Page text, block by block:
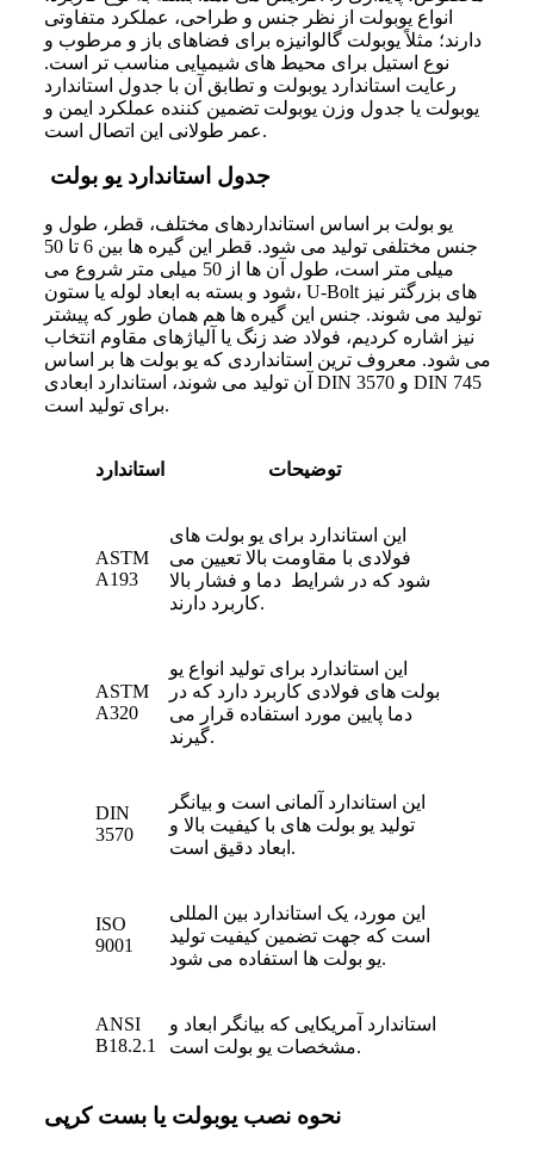
انواع یوبولت از نظر جنس و طراحی، عملکرد متفاوتی
دارند؛ مثلاً یوبولت گالوانیزه برای فضاهای باز و مرطوب و
نوع استیل برای محیط‌ های شیمیایی مناسب‌ تر است.
رعایت استاندارد یوبولت و تطابق آن با جدول استاندارد
یوبولت یا جدول وزن یوبولت تضمین‌ کننده عملکرد ایمن و
عمر طولانی این اتصال است.
جدول استاندارد یو بولت
یو بولت بر اساس استانداردهای مختلف، قطر، طول و
جنس مختلفی تولید می شود. قطر این گیره ها بین 6 تا 50
میلی ‌متر است، طول آن ها از 50 میلی متر شروع می
شود و بسته به ابعاد لوله یا ستون، U-Bolt های بزرگتر نیز
تولید می شوند. جنس این گیره ها هم همان طور که پیشتر
نیز اشاره کردیم، فولاد ضد زنگ یا آلیاژهای مقاوم انتخاب
می شود. معروف ترین استانداردی که یو بولت ها بر اساس
آن تولید می شوند، استاندارد ابعادی DIN 3570 و DIN 745
برای تولید است.
استاندارد توضیحات
ASTM
A193
این استاندارد برای یو بولت‌ های
فولادی با مقاومت بالا تعیین می
شود که در شرایط دما و فشار بالا
کاربرد دارند.
ASTM
A320
این استاندارد برای تولید انواع یو
بولت‌ های فولادی کاربرد دارد که در
دما پایین مورد استفاده قرار می
گیرند.
DIN
3570
این استاندارد آلمانی است و بیانگر
تولید یو بولت‌ های با کیفیت بالا و
ابعاد دقیق است.
ISO
9001
این مورد، یک استاندارد بین‌ المللی
است که جهت تضمین کیفیت تولید
یو بولت ها استفاده می شود.
ANSI
B18.2.1
استاندارد آمریکایی که بیانگر ابعاد و
مشخصات یو بولت‌ است.
نحوه نصب یوبولت یا بست کرپی